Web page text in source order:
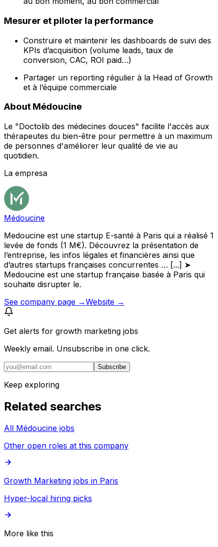
Mesurer et piloter la performance
Construire et maintenir les dashboards de suivi des
KPIs d’acquisition (volume leads, taux de
conversion, CAC, ROI paid…)
Partager un reporting régulier à la Head of Growth
et à l’équipe commerciale
About Médoucine
Le "Doctolib des médecines douces" facilite l'accès aux
thérapeutes du bien-être pour permettre à un maximum
de personnes d'améliorer leur qualité de vie au
quotidien.
La empresa
Médoucine
Medoucine est une startup E-santé à Paris qui a réalisé 1
levée de fonds (1 M€). Découvrez la présentation de
l’entreprise, les infos légales et financières ainsi que
d’autres startups françaises concurrentes … [...] ➤
Medoucine est une startup française basée à Paris qui
souhaite disrupter le.
See company page →Website →
Get alerts for growth marketing jobs
Weekly email. Unsubscribe in one click.
Subscribe
Keep exploring
Related searches
All Médoucine jobs
Other open roles at this company
Growth Marketing jobs in Paris
Hyper-local hiring picks
More like this